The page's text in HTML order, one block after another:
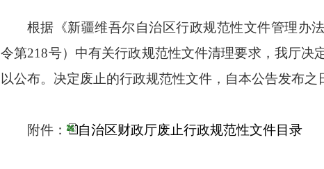
根据《新疆维吾尔自治区行政规范性文件管理办
令第218号）中有关行政规范性文件清理要求，我厅决
以公布。决定废止的行政规范性文件，自本公告发布之
附件： 自治区财政厅废止行政规范性文件目录